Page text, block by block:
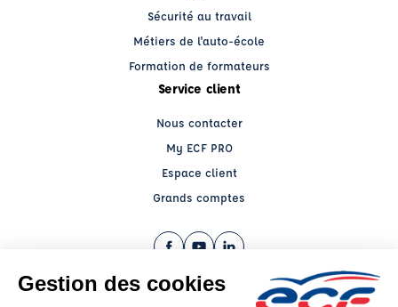
Sécurité au travail
Métiers de l'auto-école
Formation de formateurs
Service client
Nous contacter
My ECF PRO
Espace client
Grands comptes